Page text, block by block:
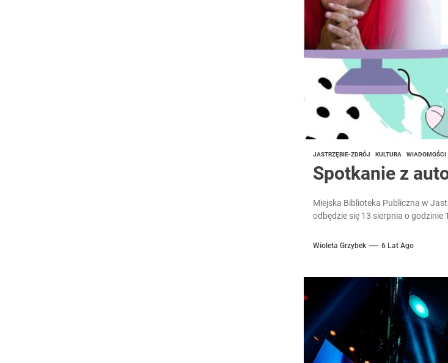
JASTRZĘBIE-ZDRÓJ KULTURA WIADOMOŚCI
Spotkanie z
Miejska Biblioteka Publiczna w
odbędzie się 13 sierpnia o godzinie
Wioleta Grzybek 6 Lat Ago